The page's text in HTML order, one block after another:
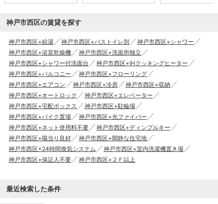
神戸市西区の賃貸を探す
神戸市西区+給湯 神戸市西区+バストイレ別
神戸市西区+シャワー
神戸市西区+浴室乾燥機
神戸市西区+洗面所独立
神戸市西区+シャワー付洗面台
神戸市西区+IHクッキングヒーター
神戸市西区+バルコニー
神戸市西区+フローリング
神戸市西区+エアコン
神戸市西区+冷房
神戸市西区+収納
神戸市西区+オートロック
神戸市西区+エレベーター
神戸市西区+宅配ボックス
神戸市西区+駐輪場
神戸市西区+バイク置場
神戸市西区+光ファイバー
神戸市西区+ネット使用料不要
神戸市西区+ディンプルキー
神戸市西区+陽当り良好
神戸市西区+閑静な住宅地
神戸市西区+24時間換気システム
神戸市西区+室内洗濯機置き場
神戸市西区+保証人不要
神戸市西区+２Ｆ以上
最近検索した条件